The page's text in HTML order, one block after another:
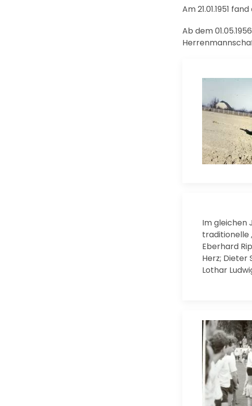
Am 21.01.1951
Ab dem
Im gleichen
traditionelle
Eberhard
Herz; Dieter
Lothar